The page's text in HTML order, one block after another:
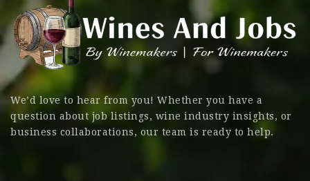
We’d love to hear from you! Whether you have a
question about job listings, wine industry insights, or
business collaborations, our team is ready to help.